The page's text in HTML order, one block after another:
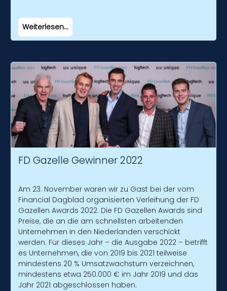
Weiterlesen...
FD Gazelle Gewinner 2022
Am 23. November waren wir zu Gast bei der vom
Financial Dagblad organisierten Verleihung der FD
Gazellen Awards 2022. Die FD Gazellen Awards sind
Preise, die an die am schnellsten arbeitenden
Unternehmen in den Niederlanden verschickt
werden. Für dieses Jahr – die Ausgabe 2022 – betrifft
es Unternehmen, die von 2019 bis 2021 teilweise
mindestens 20 % Umsatzwachstum verzeichnen,
mindestens etwa 250.000 € im Jahr 2019 und das
Jahr 2021 abgeschlossen haben.